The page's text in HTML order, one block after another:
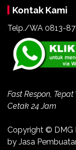
Kontak Kami
Telp./WA 0813-
Fast Respon,
Cetak 24 Jam
Copyright © DMG
by Jasa